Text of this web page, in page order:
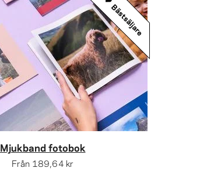
Mjukband fotobok
Från 189,64 kr
Bästsäljare